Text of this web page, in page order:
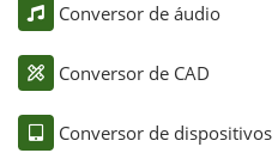
Conversor de áudio
Conversor de CAD
Conversor de dispositivos